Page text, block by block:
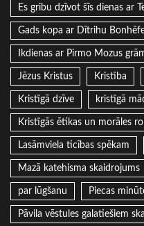
Es gribu dzīvot šīs dienas ar
Gads kopa ar Dītrihu
Ikdienas ar Pirmo Mozus
Jēzus Kristus Kristība
Kristīgā dzīve kristīgā
Kristīgās ētikas un morāles
Lasāmviela ticības spēkam
Mazā katehisma skaidrojums
par lūgšanu Piecas
Pāvila vēstules galatiešiem